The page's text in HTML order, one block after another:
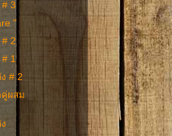
# 3
"
2
1
# 2
ผสม